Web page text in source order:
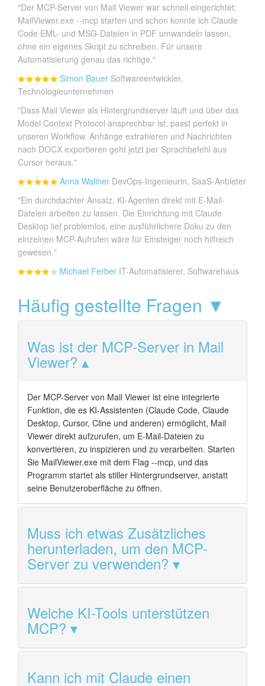
"Der MCP-Server von Mail Viewer war schnell eingerichtet:
MailViewer.exe --mcp starten und schon konnte ich Claude
Code EML- und MSG-Dateien in PDF umwandeln lassen,
ohne ein eigenes Skript zu schreiben. Für unsere
Automatisierung genau das richtige."
Simon Bauer Softwareentwickler,
Technologieunternehmen
"Dass Mail Viewer als Hintergrundserver läuft und über das
Model Context Protocol ansprechbar ist, passt perfekt in
unseren Workflow. Anhänge extrahieren und Nachrichten
nach DOCX exportieren geht jetzt per Sprachbefehl aus
Cursor heraus."
Anna Wallner DevOps-Ingenieurin, SaaS-Anbieter
"Ein durchdachter Ansatz, KI-Agenten direkt mit E-Mail-
Dateien arbeiten zu lassen. Die Einrichtung mit Claude
Desktop lief problemlos, eine ausführlichere Doku zu den
einzelnen MCP-Aufrufen wäre für Einsteiger noch hilfreich
gewesen."
Michael Ferber IT-Automatisierer, Softwarehaus
Häufig gestellte Fragen ▼
Was ist der MCP-Server in Mail
Viewer?
Der MCP-Server von Mail Viewer ist eine integrierte
Funktion, die es KI-Assistenten (Claude Code, Claude
Desktop, Cursor, Cline und anderen) ermöglicht, Mail
Viewer direkt aufzurufen, um E-Mail-Dateien zu
konvertieren, zu inspizieren und zu verarbeiten. Starten
Sie MailViewer.exe mit dem Flag --mcp, und das
Programm startet als stiller Hintergrundserver, anstatt
seine Benutzeroberfläche zu öffnen.
Muss ich etwas Zusätzliches
herunterladen, um den MCP-
Server zu verwenden?
Welche KI-Tools unterstützen
MCP?
Kann ich mit Claude einen